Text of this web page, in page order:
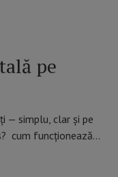
pe
— simplu, clar și pe
cum funcționează…